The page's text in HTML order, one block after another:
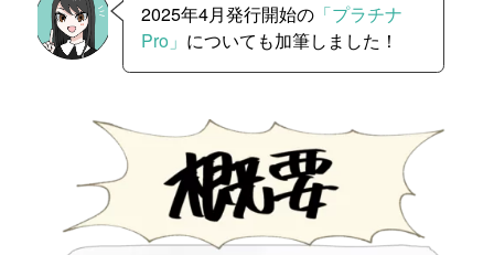
2025年4月発行開始の「プラチナ
Pro」 についても加筆しました！